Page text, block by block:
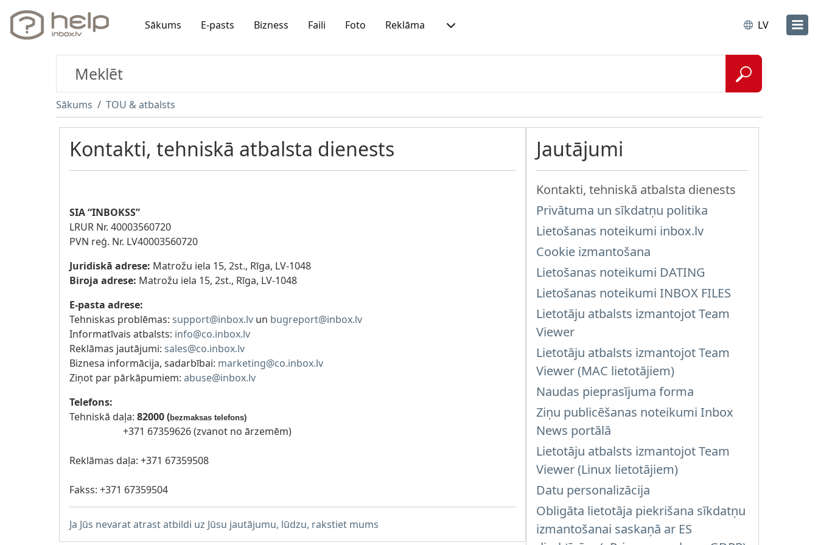
Sākums E-pasts Bizness Faili Foto Reklāma LV
Sākums TOU & atbalsts
Kontakti, tehniskā atbalsta dienests
SIA “INBOKSS”
LRUR Nr. 40003560720
PVN reģ. Nr. LV40003560720
Juridiskā adrese: Matrožu iela 15, 2st., Rīga, LV-1048
Biroja adrese: Matrožu iela 15, 2st., Rīga, LV-1048
E-pasta adrese:
Tehniskas problēmas: support@inbox.lv un bugreport@inbox.lv
Informatīvais atbalsts: info@co.inbox.lv
Reklāmas jautājumi: sales@co.inbox.lv
Biznesa informācija, sadarbībai: marketing@co.inbox.lv
Ziņot par pārkāpumiem: abuse@inbox.lv
Telefons:
Tehniskā daļa: 82000 (bezmaksas telefons)
+371 67359626 (zvanot no ārzemēm)
Reklāmas daļa: +371 67359508
Fakss: +371 67359504
Ja Jūs nevarat atrast atbildi uz Jūsu jautājumu, lūdzu, rakstiet mums
Jautājumi
Kontakti, tehniskā atbalsta dienests
Privātuma un sīkdatņu politika
Lietošanas noteikumi inbox.lv
Cookie izmantošana
Lietošanas noteikumi DATING
Lietošanas noteikumi INBOX FILES
Lietotāju atbalsts izmantojot Team
Viewer
Lietotāju atbalsts izmantojot Team
Viewer (MAC lietotājiem)
Naudas pieprasījuma forma
Ziņu publicēšanas noteikumi Inbox
News portālā
Lietotāju atbalsts izmantojot Team
Viewer (Linux lietotājiem)
Datu personalizācija
Obligāta lietotāja piekrišana sīkdatņu
izmantošanai saskaņā ar ES